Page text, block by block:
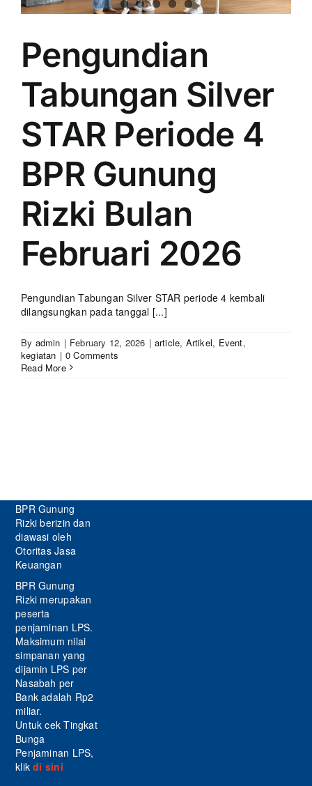
Pengundian
Tabungan Silver
STAR Periode 4
BPR Gunung
Rizki Bulan
Februari 2026
Pengundian Tabungan Silver STAR periode 4 kembali
dilangsungkan pada tanggal [...]
By admin | February 12, 2026 | article, Artikel, Event,
kegiatan | 0 Comments
Read More
BPR Gunung
Rizki berizin dan
diawasi oleh
Otoritas Jasa
Keuangan
BPR Gunung
Rizki merupakan
peserta
penjaminan LPS.
Maksimum nilai
simpanan yang
dijamin LPS per
Nasabah per
Bank adalah Rp2
miliar.
Untuk cek Tingkat
Bunga
Penjaminan LPS,
klik di sini